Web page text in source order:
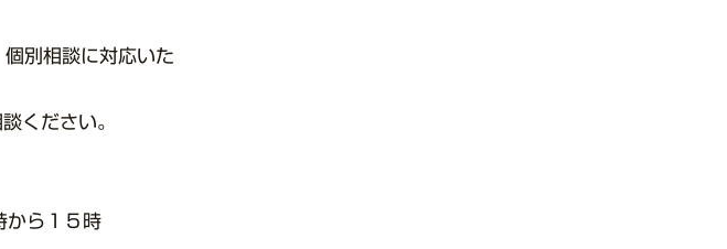
別相談に対応いた
ください。
から１５時